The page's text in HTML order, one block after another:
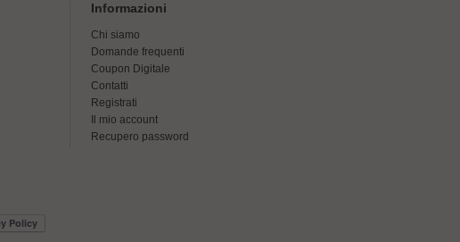
Informazioni
Chi siamo
Domande frequenti
Coupon Digitale
Contatti
Registrati
Il mio account
Recupero password